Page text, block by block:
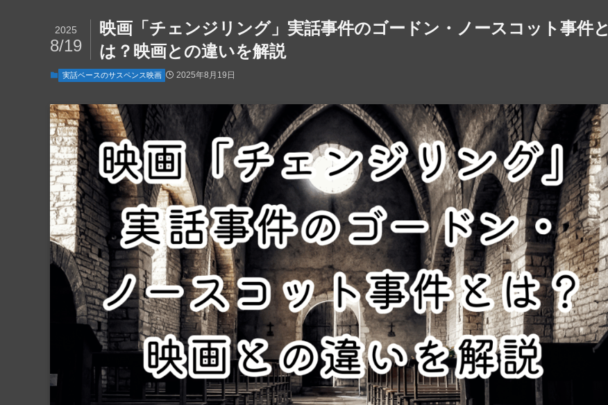
映画「チェンジリング」実話事件のゴードン・ノースコット事件と
は？映画との違いを解説
2025
8/19
実話ベースのサスペンス映画 2025年8月19日